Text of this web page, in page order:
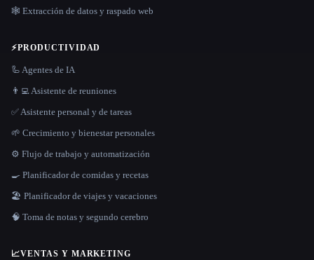
🕸️ Extracción de datos y raspado web
⚡PRODUCTIVIDAD
🦾 Agentes de IA
👨‍💻 Asistente de reuniones
✅ Asistente personal y de tareas
🌱 Crecimiento y bienestar personales
⚙️ Flujo de trabajo y automatización
🍳 Planificador de comidas y recetas
🏖 Planificador de viajes y vacaciones
🧠 Toma de notas y segundo cerebro
📈VENTAS Y MARKETING